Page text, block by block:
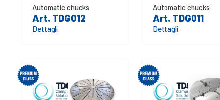
Automatic chucks
Art. TDG012
Dettagli
Automatic chucks
Art. TDG011
Dettagli